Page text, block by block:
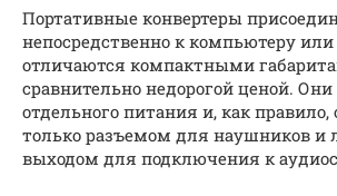
Портативные конвертеры
непосредственно к компьютеру или
отличаются компактными
сравнительно недорогой ценой.
отдельного питания и, как
только разъемом для наушников
выходом для подключения к